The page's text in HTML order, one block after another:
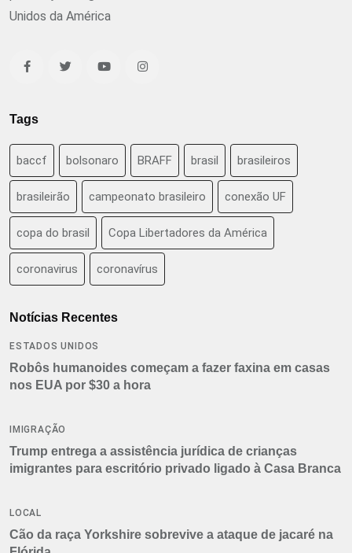
Unidos da América
Tags
baccf bolsonaro BRAFF brasil brasileiros
brasileirão campeonato brasileiro conexão UF
copa do brasil Copa Libertadores da América
coronavirus coronavírus
Notícias Recentes
ESTADOS UNIDOS
Robôs humanoides começam a fazer faxina em casas
nos EUA por $30 a hora
IMIGRAÇÃO
Trump entrega a assistência jurídica de crianças
imigrantes para escritório privado ligado à Casa Branca
LOCAL
Cão da raça Yorkshire sobrevive a ataque de jacaré na